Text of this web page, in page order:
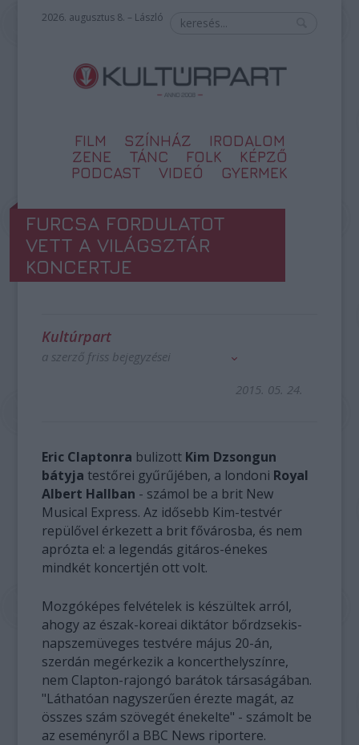
2026. augusztus 8. – László
FILM SZÍNHÁZ
IRODALOM
ZENE
TÁNC FOLK
KÉPZŐ
PODCAST
VIDEÓ GYERMEK
FURCSA FORDULATOT
VETT A VILÁGSZTÁR
KONCERTJE
Kultúrpart
a szerző friss bejegyzései
2015. 05. 24.
Eric Claptonra bulizott Kim Dzsongun
bátyja testőrei gyűrűjében, a londoni Royal
Albert Hallban - számol be a brit New
Musical Express. Az idősebb Kim-testvér
repülővel érkezett a brit fővárosba, és nem
aprózta el: a legendás gitáros-énekes
mindkét koncertjén ott volt.
Mozgóképes felvételek is készültek arról,
ahogy az észak-koreai diktátor bőrdzsekis-
napszemüveges testvére május 20-án,
szerdán megérkezik a koncerthelyszínre,
nem Clapton-rajongó barátok társaságában.
"Láthatóan nagyszerűen érezte magát, az
összes szám szövegét énekelte" - számolt be
az eseményről a BBC News riportere.